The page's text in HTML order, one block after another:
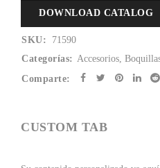
DOWNLOAD CATALOG
SKU:
71590
Categorías: Accesorios,
Comparte:
CUSTOM TAB